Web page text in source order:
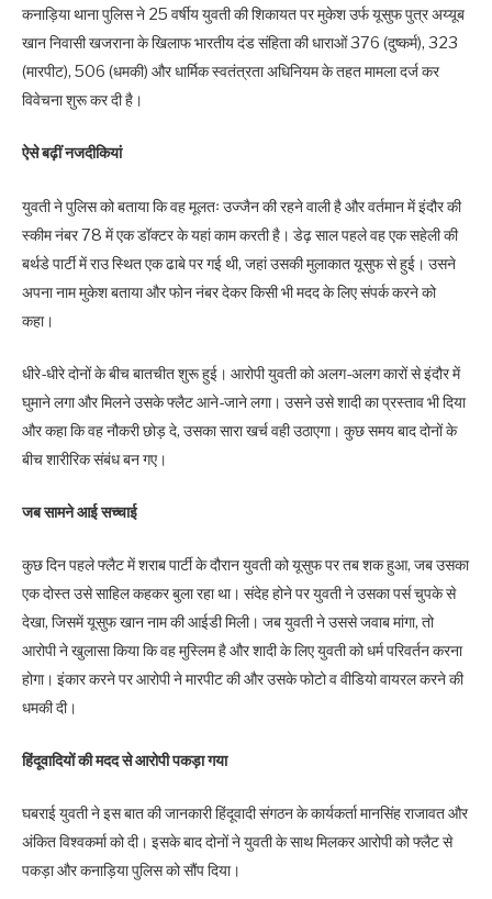
कनाड़िया थाना पुलिस ने 25 वर्षीय युवती की शिकायत पर मुकेश उर्फ यूसुफ पुत्र अय्यूब
खान निवासी खजराना के खिलाफ भारतीय दंड संहिता की धाराओं 376 (दुष्कर्म), 323
(मारपीट), 506 (धमकी) और धार्मिक स्वतंत्रता अधिनियम के तहत मामला दर्ज कर
विवेचना शुरू कर दी है।
ऐसे बढ़ीं नजदीकियां
युवती ने पुलिस को बताया कि वह मूलतः उज्जैन की रहने वाली है और वर्तमान में इंदौर की
स्कीम नंबर 78 में एक डॉक्टर के यहां काम करती है। डेढ़ साल पहले वह एक सहेली की
बर्थडे पार्टी में राउ स्थित एक ढाबे पर गई थी, जहां उसकी मुलाकात यूसुफ से हुई। उसने
अपना नाम मुकेश बताया और फोन नंबर देकर किसी भी मदद के लिए संपर्क करने को
कहा।
धीरे-धीरे दोनों के बीच बातचीत शुरू हुई। आरोपी युवती को अलग-अलग कारों से इंदौर में
घुमाने लगा और मिलने उसके फ्लैट आने-जाने लगा। उसने उसे शादी का प्रस्ताव भी दिया
और कहा कि वह नौकरी छोड़ दे, उसका सारा खर्च वही उठाएगा। कुछ समय बाद दोनों के
बीच शारीरिक संबंध बन गए।
जब सामने आई सच्चाई
कुछ दिन पहले फ्लैट में शराब पार्टी के दौरान युवती को यूसुफ पर तब शक हुआ, जब उसका
एक दोस्त उसे साहिल कहकर बुला रहा था। संदेह होने पर युवती ने उसका पर्स चुपके से
देखा, जिसमें यूसुफ खान नाम की आईडी मिली। जब युवती ने उससे जवाब मांगा, तो
आरोपी ने खुलासा किया कि वह मुस्लिम है और शादी के लिए युवती को धर्म परिवर्तन करना
होगा। इंकार करने पर आरोपी ने मारपीट की और उसके फोटो व वीडियो वायरल करने की
धमकी दी।
हिंदूवादियों की मदद से आरोपी पकड़ा गया
घबराई युवती ने इस बात की जानकारी हिंदूवादी संगठन के कार्यकर्ता मानसिंह राजावत और
अंकित विश्वकर्मा को दी। इसके बाद दोनों ने युवती के साथ मिलकर आरोपी को फ्लैट से
पकड़ा और कनाड़िया पुलिस को सौंप दिया।